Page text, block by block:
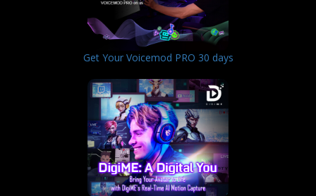
Get Your Voicemod PRO 30 days